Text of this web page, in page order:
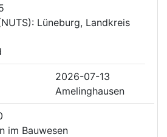
Lüneburg, Landkreis
2026-07-13
Amelinghausen
im Bauwesen